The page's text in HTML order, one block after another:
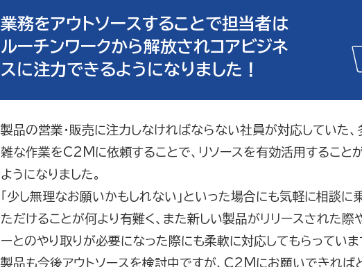
業務をアウトソースすることで担当者は
ルーチンワークから解放されコアビジネ
スに注力できるようになりました！
製品の営業・販売に注力しなければならない社員が対応していた、
雑な作業をC2Mに依頼することで、リソースを有効活用すること
ようになりました。
「少し無理なお願いかもしれない」といった場合にも気軽に相談に
ただけることが何より有難く、また新しい製品がリリースされた際
ーとのやり取りが必要になった際にも柔軟に対応してもらっていま
製品も今後アウトソースを検討中ですが、C2Mにお願いできれば